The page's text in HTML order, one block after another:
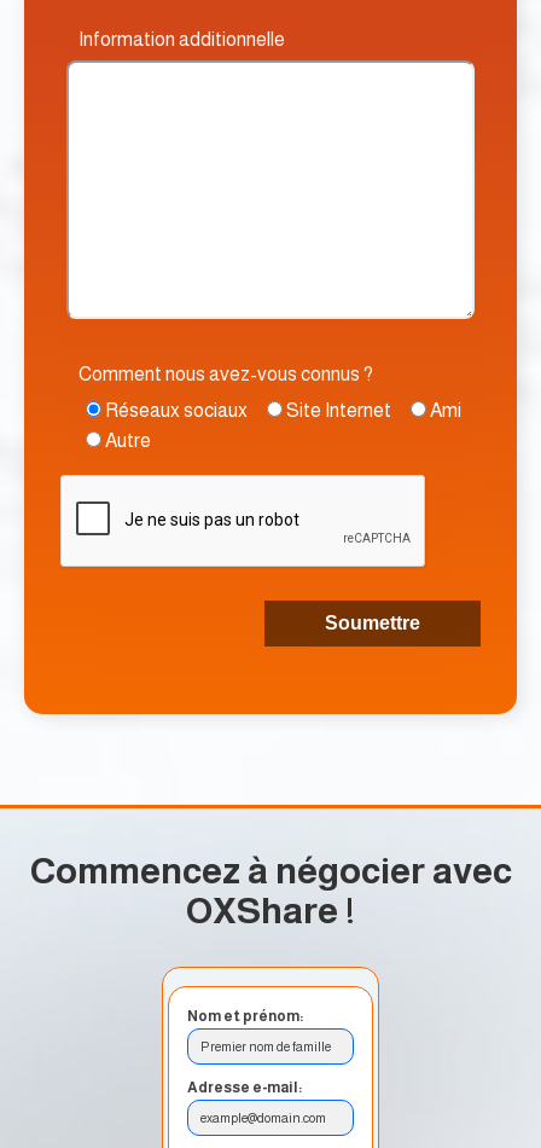
Information additionnelle
Comment nous avez-vous connus ?
Réseaux sociaux
Site Internet
Ami
Autre
Commencez à négocier avec
OXShare !
Nom et prénom:
Premier nom de famille
Adresse e-mail:
example@domain.com